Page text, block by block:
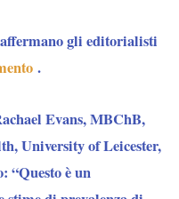
gli editorialisti
.
Evans, MBChB,
University of Leicester,
“Questo è un